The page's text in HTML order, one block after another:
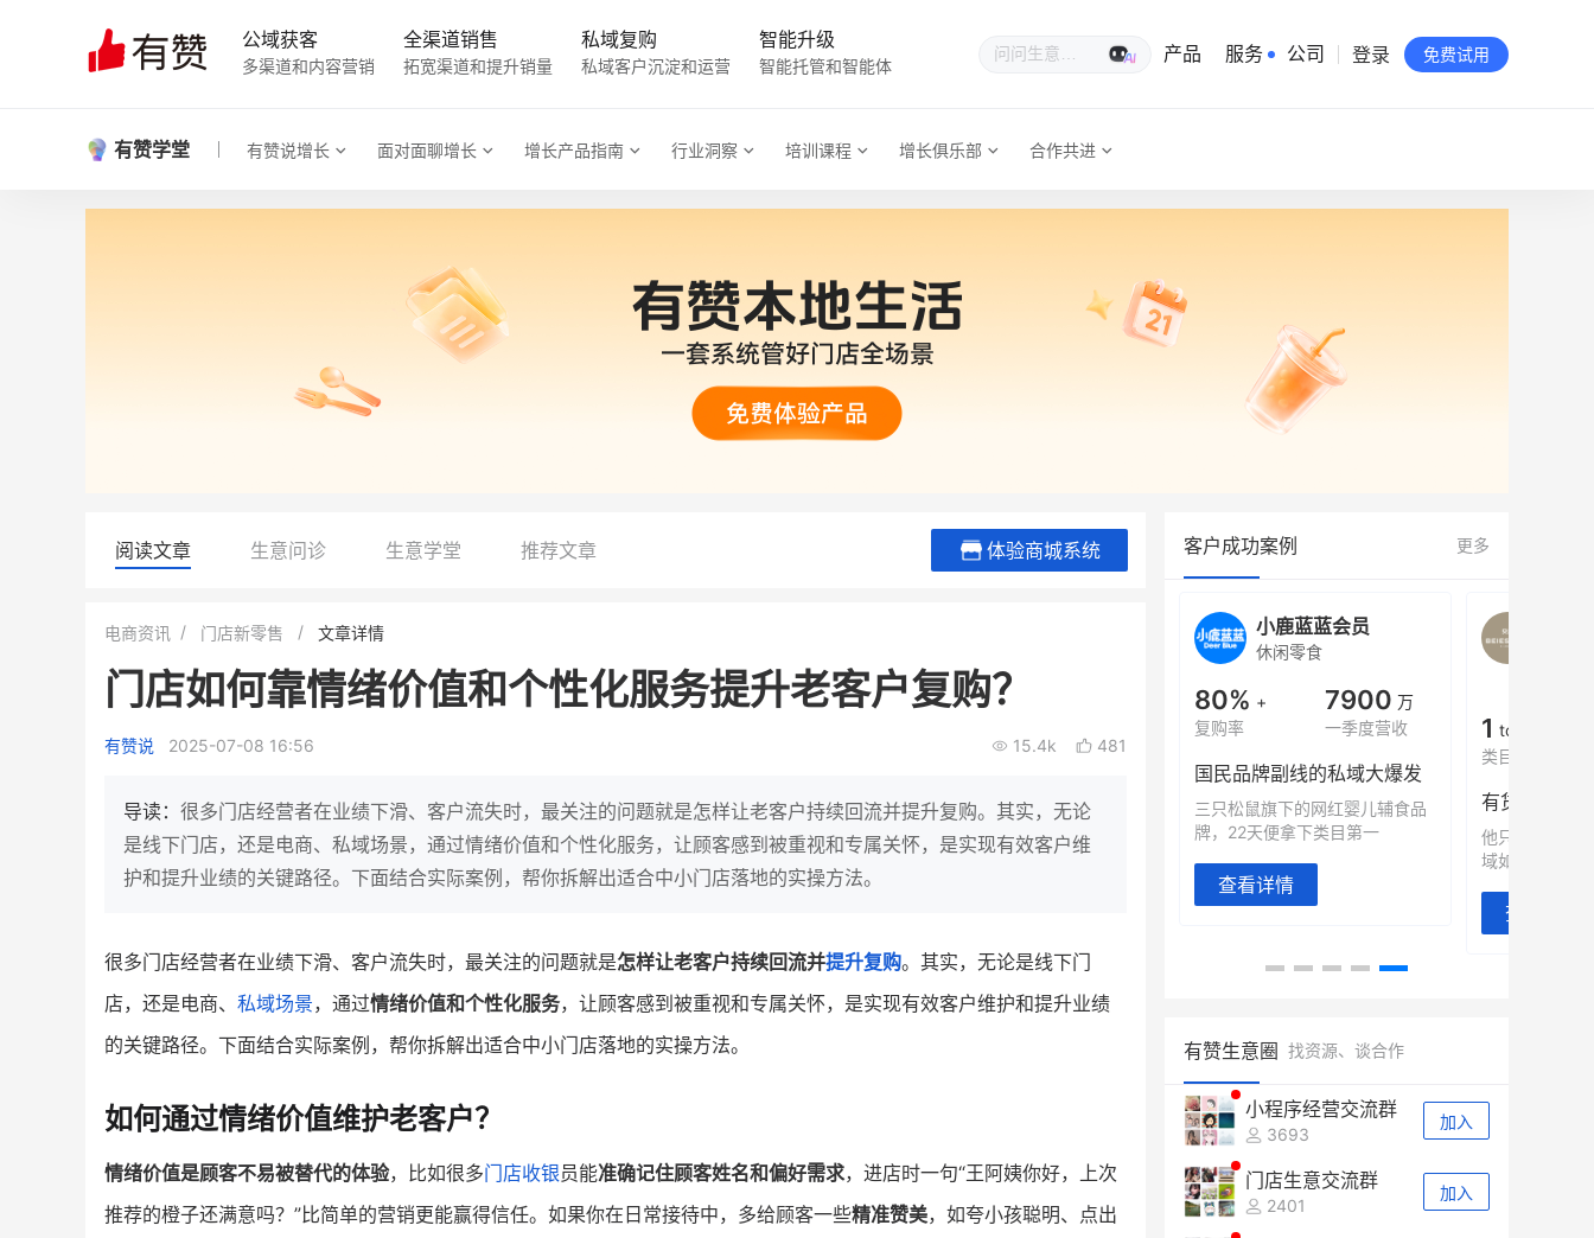
公域获客
多渠道和内容营销
全渠道销售
拓宽渠道和提升销量
私域复购
私域客户沉淀和运营
智能升级
智能托管和智能体
生意专家
产品 服务 公司
有赞公益
站点地图
登录 免费试用
有赞学堂 有赞说增长 面对面聊增长 增长产品指南 行业洞察 培训课程 增长俱乐部 合作共进
阅读文章 生意问诊 生意学堂 推荐文章 体验商城系统
电商资讯 门店新零售 文章详情
门店如何靠情绪价值和个性化服务提升老客户复购？
有赞说 2025-07-08 16:56 15.4k 481
导读： 很多门店经营者在业绩下滑、客户流失时，最关注的问题就是怎样让老客户持续回流并提升复购。其实，无论
是线下门店，还是电商、私域场景，通过情绪价值和个性化服务，让顾客感到被重视和专属关怀，是实现有效客户维
护和提升业绩的关键路径。下面结合实际案例，帮你拆解出适合中小门店落地的实操方法。
很多门店经营者在业绩下滑、客户流失时，最关注的问题就是怎样让老客户持续回流并提升复购。其实，无论是线下门
店，还是电商、 私域场景，通过情绪价值和个性化服务，让顾客感到被重视和专属关怀，是实现有效客户维护和提升业绩
的关键路径。下面结合实际案例，帮你拆解出适合中小门店落地的实操方法。
如何通过情绪价值维护老客户？
情绪价值是顾客不易被替代的体验，比如很多门店收银员能准确记住顾客姓名和偏好需求，进店时一句“王阿姨你好，上次
推荐的橙子还满意吗？”比简单的营销更能赢得信任。如果你在日常接待中，多给顾客一些精准赞美，如夸小孩聪明、点出
客户成功案例 更多
BEIESTATE贝易品牌
母婴
类目销售额
年度GMV
有货源没流量？母婴馆如何破局
他只用7年做到平台销冠，转战私
域如何破局？
200
万
200
这家女装连锁如何借有赞破局新
零售？
查看详情
30 万
2000 万
IT精英回乡种地，撬动2000万生
意！
查看详情
2 万人
私域样本打法！新希望白帝乳业
靠企业微信实现销售额翻 8 倍！
小鹿蓝蓝会员
休闲零食
80% +
复购率
7900 万
一季度营收
国民品牌副线的私域大爆发
三只松鼠旗下的网红婴儿辅食品
牌，22天便拿下类目第一
查看详情
1 top
类目销售额
他只用7年做
域如何破局？
查看详情
有赞生意圈 找资源、谈合作
小程序经营交流群
3693
加入
门店生意交流群
2401
加入